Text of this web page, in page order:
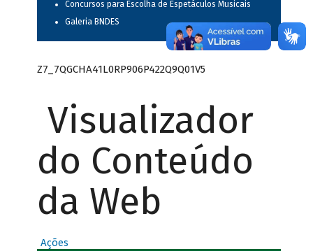
Concursos para Escolha de Espetáculos Musicais
Galeria BNDES
Z7_7QGCHA41L0RP906P422Q9Q01V5
Visualizador
do Conteúdo
da Web
Ações